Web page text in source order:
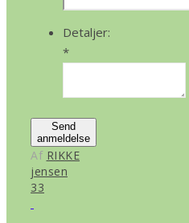
Detaljer:
*
Send
anmeldelse
Af RIKKE
jensen
33